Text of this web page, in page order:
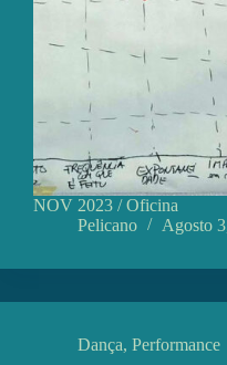
NOV 2023 / Oficina
Pelicano
Agosto
Dança, Performance